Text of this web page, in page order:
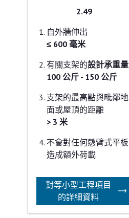
2.49
自外牆伸出
≤ 600 毫米
有關支架的設計承重量
100 公斤 - 150 公斤
支架的最高點與毗鄰地
面或屋頂的距離
> 3 米
不會對任何懸臂式平板
造成額外荷載
對等小型工程項目
的詳細資料